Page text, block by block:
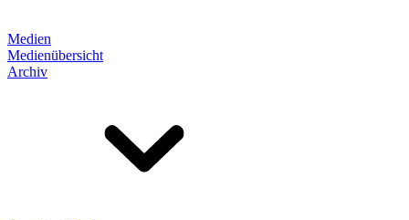
Medien
Medienübersicht
Archiv